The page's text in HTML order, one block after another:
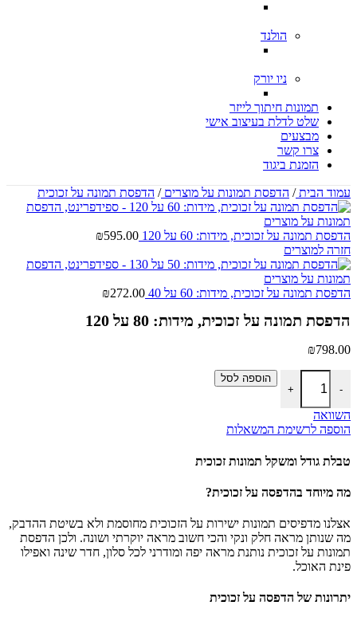
הולנד
ניו יורק
תמונות חיתוך לייזר
שלט לדלת בעיצוב אישי
מבצעים
צרו קשר
הזמנת ביגוד
עמוד הבית/ הדפסת תמונות על מוצרים/ הדפסת תמונה על זכוכית
הדפסת תמונה על זכוכית, מידות: 60 על 120 ₪595.00
חזרה למוצרים
הדפסת תמונה על זכוכית, מידות: 60 על 40 ₪272.00
הדפסת תמונה על זכוכית, מידות: 80 על 120
₪798.00
-
כמות של הדפסת תמונה על זכוכית, מידות: 80 על 120
+
הוספה לסל
השוואה
הוספה לרשימת המשאלות
טבלת גודל ומשקל תמונות זכוכית
מה מיוחד בהדפסה על זכוכית?
אצלנו מדפיסים תמונות ישירות על הזכוכית מחוסמת ולא בשיטת ההדבק,
מה שנותן מראה חלק ונקי והכי חשוב מראה יוקרתי ושונה. ולכן הדפסת
תמונות על זכוכית נותנת מראה יפה ומודרני לכל סלון, חדר שינה ואפילו
פינת האוכל.
יתרונות של הדפסה על זכוכית